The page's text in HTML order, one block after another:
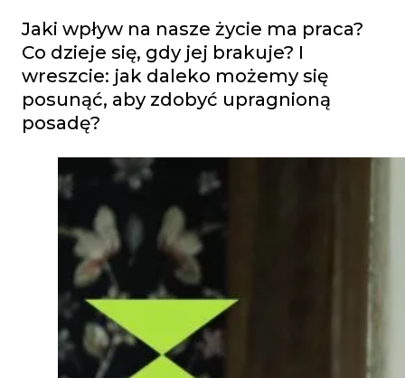
Jaki wpływ na nasze życie ma praca?
Co dzieje się, gdy jej brakuje? I
wreszcie: jak daleko możemy się
posunąć, aby zdobyć upragnioną
posadę?